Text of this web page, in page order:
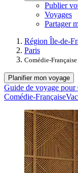
Publier
Voyages
Partager
Région Île-de-
Paris
Comédie-Française
Planifier mon voyage
Guide de voyage
Comédie-Française